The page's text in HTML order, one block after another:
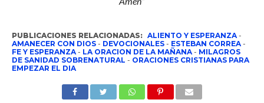
PUBLICACIONES RELACIONADAS: ALIENTO Y ESPERANZA-
AMANECER CON DIOS- DEVOCIONALES- ESTEBAN CORREA-
FE Y ESPERANZA- LA ORACION DE LA MAÑANA- MILAGROS
DE SANIDAD SOBRENATURAL - ORACIONES CRISTIANAS PARA
EMPEZAR EL DIA